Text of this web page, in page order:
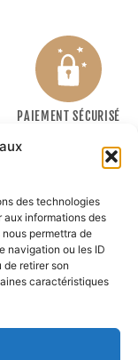
des technologies
informations des
permettra de
navigation ou les ID
de retirer son
caractéristiques
PAIEMENT SÉCURISÉ